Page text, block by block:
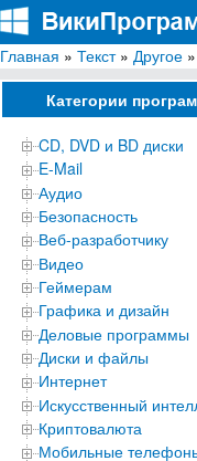
ВикиПрограммы
Энциклопедия
Главная » Текст» Другое
Категории
CD, DVD и BD диски
E-Mail
Аудио
Безопасность
Веб-разработчику
Видео
Геймерам
Графика и дизайн
Деловые программы
Диски и файлы
Интернет
Искусственный
Криптовалюта
Мобильные